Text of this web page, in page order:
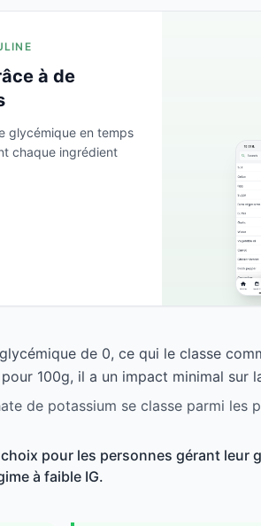
à de
glycémique en temps
chaque ingrédient
de 0, ce qui le classe
100g, il a un impact minimal sur
de potassium se classe parmi les
pour les personnes gérant leur
à faible IG.